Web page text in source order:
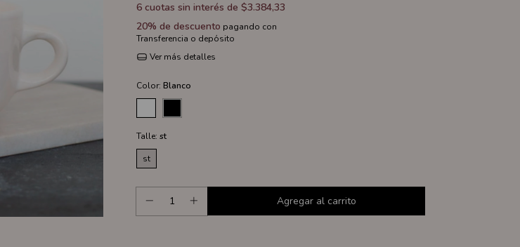
6 cuotas sin interés de $3.384,33
20% de descuento pagando con
Transferencia o depósito
Ver más detalles
Color: Blanco
Talle: st
st